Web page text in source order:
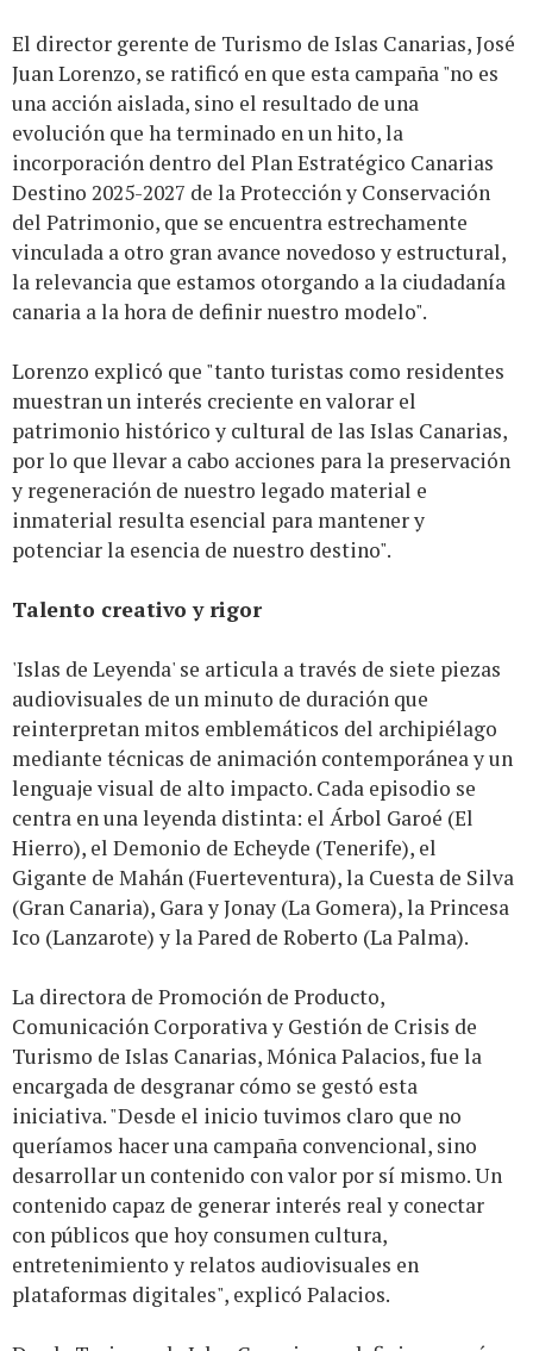
El director gerente de Turismo de Islas Canarias, José
Juan Lorenzo, se ratificó en que esta campaña "no es
una acción aislada, sino el resultado de una
evolución que ha terminado en un hito, la
incorporación dentro del Plan Estratégico Canarias
Destino 2025-2027 de la Protección y Conservación
del Patrimonio, que se encuentra estrechamente
vinculada a otro gran avance novedoso y estructural,
la relevancia que estamos otorgando a la ciudadanía
canaria a la hora de definir nuestro modelo".
Lorenzo explicó que "tanto turistas como residentes
muestran un interés creciente en valorar el
patrimonio histórico y cultural de las Islas Canarias,
por lo que llevar a cabo acciones para la preservación
y regeneración de nuestro legado material e
inmaterial resulta esencial para mantener y
potenciar la esencia de nuestro destino".
Talento creativo y rigor
'Islas de Leyenda' se articula a través de siete piezas
audiovisuales de un minuto de duración que
reinterpretan mitos emblemáticos del archipiélago
mediante técnicas de animación contemporánea y un
lenguaje visual de alto impacto. Cada episodio se
centra en una leyenda distinta: el Árbol Garoé (El
Hierro), el Demonio de Echeyde (Tenerife), el
Gigante de Mahán (Fuerteventura), la Cuesta de Silva
(Gran Canaria), Gara y Jonay (La Gomera), la Princesa
Ico (Lanzarote) y la Pared de Roberto (La Palma).
La directora de Promoción de Producto,
Comunicación Corporativa y Gestión de Crisis de
Turismo de Islas Canarias, Mónica Palacios, fue la
encargada de desgranar cómo se gestó esta
iniciativa. "Desde el inicio tuvimos claro que no
queríamos hacer una campaña convencional, sino
desarrollar un contenido con valor por sí mismo. Un
contenido capaz de generar interés real y conectar
con públicos que hoy consumen cultura,
entretenimiento y relatos audiovisuales en
plataformas digitales", explicó Palacios.